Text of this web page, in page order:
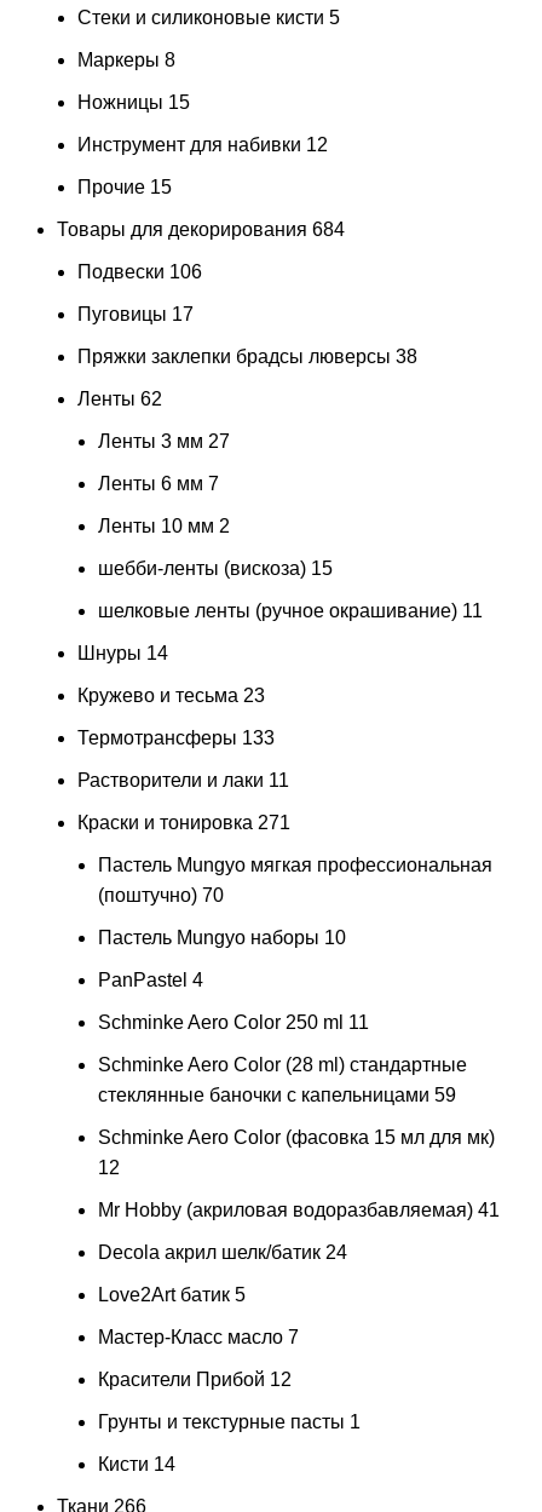
Стеки и силиконовые кисти 5
Маркеры 8
Ножницы 15
Инструмент для набивки 12
Прочие 15
Товары для декорирования 684
Подвески 106
Пуговицы 17
Пряжки заклепки брадсы люверсы 38
Ленты 62
Ленты 3 мм 27
Ленты 6 мм 7
Ленты 10 мм 2
шебби-ленты (вискоза) 15
шелковые ленты (ручное окрашивание) 11
Шнуры 14
Кружево и тесьма 23
Термотрансферы 133
Растворители и лаки 11
Краски и тонировка 271
Пастель Mungyo мягкая профессиональная
(поштучно) 70
Пастель Mungyo наборы 10
PanPastel 4
Schminke Aero Color 250 ml 11
Schminke Aero Color (28 ml) стандартные
стеклянные баночки с капельницами 59
Schminke Aero Color (фасовка 15 мл для мк)
12
Mr Hobby (акриловая водоразбавляемая) 41
Decola акрил шелк/батик 24
Love2Art батик 5
Мастер-Класс масло 7
Красители Прибой 12
Грунты и текстурные пасты 1
Кисти 14
Ткани 266